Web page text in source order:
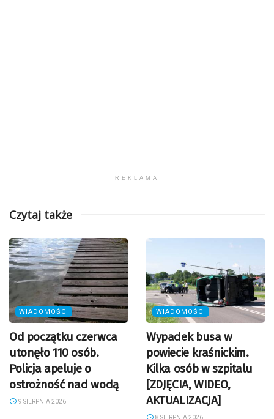
REKLAMA
Czytaj także
WIADOMOŚCI
Od początku czerwca
utonęło 110 osób.
Policja apeluje o
ostrożność nad wodą
9 SIERPNIA 2026
WIADOMOŚCI
Wypadek busa w
powiecie kraśnickim.
Kilka osób w szpitalu
[ZDJĘCIA, WIDEO,
AKTUALIZACJA]
8 SIERPNIA 2026